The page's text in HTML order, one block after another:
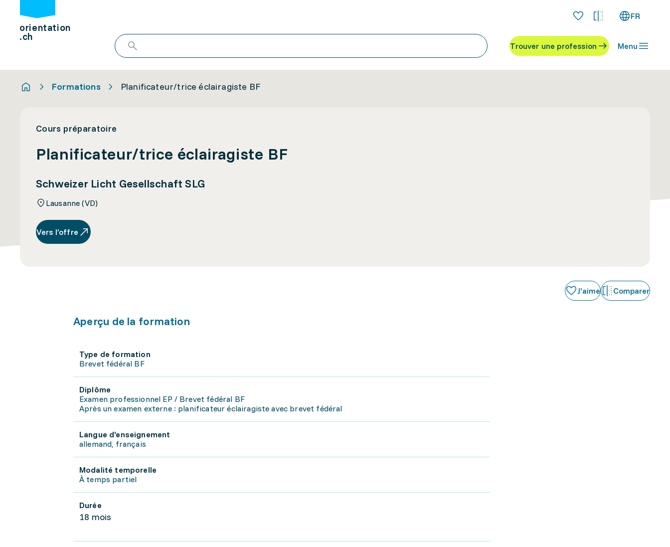
orientation
.ch
FR
Trouver une profession Menu
Formations Planificateur/trice éclairagiste BF
Cours préparatoire
Planificateur/trice éclairagiste BF
Schweizer Licht Gesellschaft SLG
Lausanne (VD)
Vers l’offre
J'aime Comparer
Aperçu de la formation
Type de formation
Brevet fédéral BF
Diplôme
Examen professionnel EP / Brevet fédéral BF
Après un examen externe : planificateur éclairagiste avec brevet fédéral
Langue d'enseignement
allemand, français
Modalité temporelle
À temps partiel
Durée
18 mois